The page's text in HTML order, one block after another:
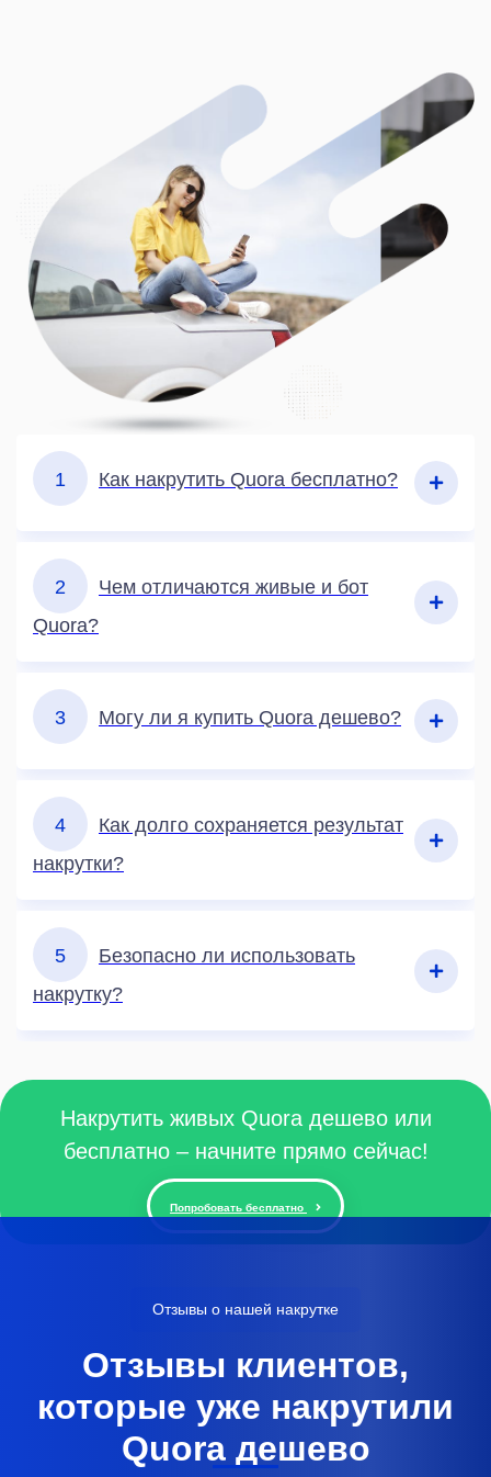
1 Как накрутить Quora бесплатно?
2
Чем отличаются живые и бот
Quora?
3 Могу ли я купить Quora дешево?
4
Как долго сохраняется результат
накрутки?
5
Безопасно ли использовать
накрутку?
Накрутить живых Quora дешево или
бесплатно – начните прямо сейчас!
Попробовать бесплатно
Отзывы о нашей накрутке
Отзывы клиентов,
которые уже накрутили
Quora дешево